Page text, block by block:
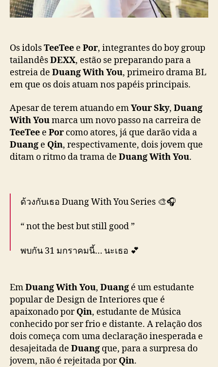
ã
,
d
E
X
X
e
t
r
e
l
a
“
t
Y
o
u
”
Os idolsTeeTee e Por, integrantes do boy group
tailandêsDEXX, estão se preparando para a
estreia de Duang With You, primeiro drama BL
em que os dois atuam nos papéis principais.
Apesar de terem atuando emYour Sky, Duang
With Youmarca um novo passo na carreira de
TeeTee e Por como atores, já que darão vida a
Duang e Qin, respectivamente, dois jovem que
ditam o ritmo da trama de Duang With You.
ด้วงกับเธอ Duang With You Series 🎨🎧
“ not the best but still good ”
พบกัน 31 มกราคมนี้… นะเธอ 💕
เธอ#ด้วงกับเธอSeries#DuangWithYouSeries
#MandeeWork
pic.twitter.com/mZW3ruOW21
— ด้วงกับเธอ | Duang With You Series
(@DuangWithYou)January 5, 2026
EmDuang With You, Duang é um estudante
popular de Design de Interiores que é
apaixonado porQin, estudante de Música
conhecido por ser frio e distante. A relação dos
dois começa com uma declaração inesperada e
desajeitada de Duang que, para a surpresa do
jovem, não é rejeitada porQin.